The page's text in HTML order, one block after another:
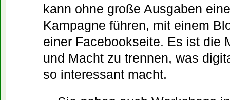
kann ohne große Ausgaben
Kampagne führen, mit einem
einer Facebookseite. Es ist die
und Macht zu trennen, was
so interessant macht.